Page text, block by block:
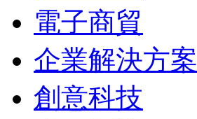
電子商貿
企業解決方案
創意科技